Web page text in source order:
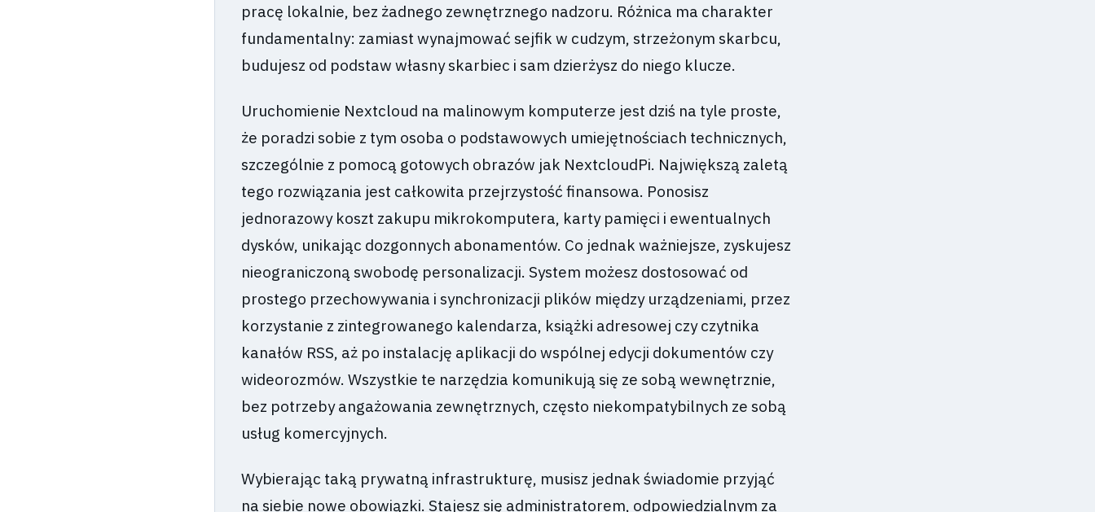
pracę lokalnie, bez żadnego zewnętrznego nadzoru. Różnica ma charakter
fundamentalny: zamiast wynajmować sejfik w cudzym, strzeżonym skarbcu,
budujesz od podstaw własny skarbiec i sam dzierżysz do niego klucze.
Uruchomienie Nextcloud na malinowym komputerze jest dziś na tyle proste,
że poradzi sobie z tym osoba o podstawowych umiejętnościach technicznych,
szczególnie z pomocą gotowych obrazów jak NextcloudPi. Największą zaletą
tego rozwiązania jest całkowita przejrzystość finansowa. Ponosisz
jednorazowy koszt zakupu mikrokomputera, karty pamięci i ewentualnych
dysków, unikając dozgonnych abonamentów. Co jednak ważniejsze, zyskujesz
nieograniczoną swobodę personalizacji. System możesz dostosować od
prostego przechowywania i synchronizacji plików między urządzeniami, przez
korzystanie z zintegrowanego kalendarza, książki adresowej czy czytnika
kanałów RSS, aż po instalację aplikacji do wspólnej edycji dokumentów czy
wideorozmów. Wszystkie te narzędzia komunikują się ze sobą wewnętrznie,
bez potrzeby angażowania zewnętrznych, często niekompatybilnych ze sobą
usług komercyjnych.
Wybierając taką prywatną infrastrukturę, musisz jednak świadomie przyjąć
na siebie nowe obowiązki. Stajesz się administratorem, odpowiedzialnym za